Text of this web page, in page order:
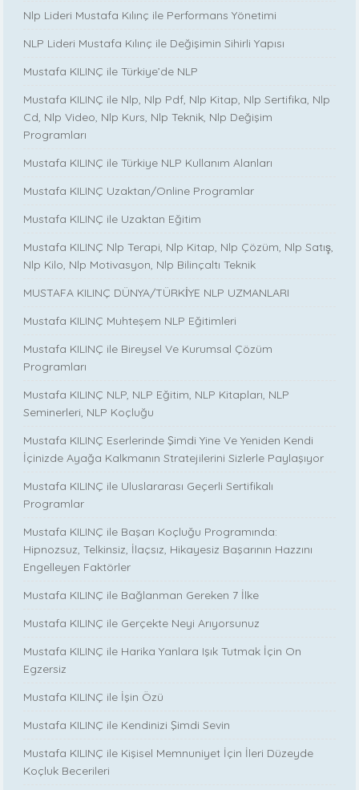
Nlp Lideri Mustafa Kılınç ile Performans Yönetimi
NLP Lideri Mustafa Kılınç ile Değişimin Sihirli Yapısı
Mustafa KILINÇ ile Türkiye’de NLP
Mustafa KILINÇ ile Nlp, Nlp Pdf, Nlp Kitap, Nlp Sertifika, Nlp
Cd, Nlp Video, Nlp Kurs, Nlp Teknik, Nlp Değişim
Programları
Mustafa KILINÇ ile Türkiye NLP Kullanım Alanları
Mustafa KILINÇ Uzaktan/Online Programlar
Mustafa KILINÇ ile Uzaktan Eğitim
Mustafa KILINÇ Nlp Terapi, Nlp Kitap, Nlp Çözüm, Nlp Satış,
Nlp Kilo, Nlp Motivasyon, Nlp Bilinçaltı Teknik
MUSTAFA KILINÇ DÜNYA/TÜRKİYE NLP UZMANLARI
Mustafa KILINÇ Muhteşem NLP Eğitimleri
Mustafa KILINÇ ile Bireysel Ve Kurumsal Çözüm
Programları
Mustafa KILINÇ NLP, NLP Eğitim, NLP Kitapları, NLP
Seminerleri, NLP Koçluğu
Mustafa KILINÇ Eserlerinde Şimdi Yine Ve Yeniden Kendi
İçinizde Ayağa Kalkmanın Stratejilerini Sizlerle Paylaşıyor
Mustafa KILINÇ ile Uluslararası Geçerli Sertifikalı
Programlar
Mustafa KILINÇ ile Başarı Koçluğu Programında:
Hipnozsuz, Telkinsiz, İlaçsız, Hikayesiz Başarının Hazzını
Engelleyen Faktörler
Mustafa KILINÇ ile Bağlanman Gereken 7 İlke
Mustafa KILINÇ ile Gerçekte Neyi Arıyorsunuz
Mustafa KILINÇ ile Harika Yanlara Işık Tutmak İçin On
Egzersiz
Mustafa KILINÇ ile İşin Özü
Mustafa KILINÇ ile Kendinizi Şimdi Sevin
Mustafa KILINÇ ile Kişisel Memnuniyet İçin İleri Düzeyde
Koçluk Becerileri